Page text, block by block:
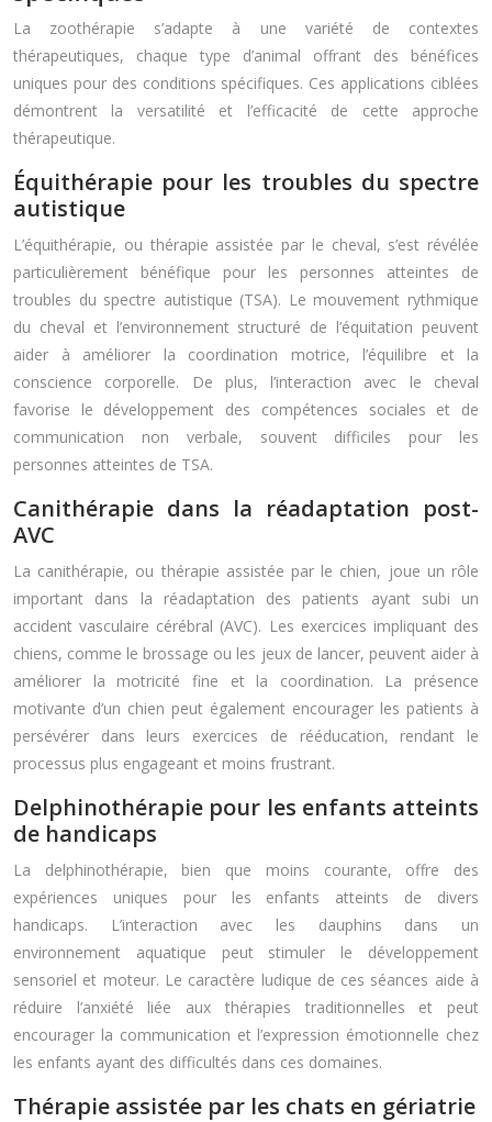
La zoothérapie s’adapte à une variété de contextes
thérapeutiques, chaque type d’animal offrant des bénéfices
uniques pour des conditions spécifiques. Ces applications ciblées
démontrent la versatilité et l’efficacité de cette approche
thérapeutique.
Équithérapie pour les troubles du spectre
autistique
L’équithérapie, ou thérapie assistée par le cheval, s’est révélée
particulièrement bénéfique pour les personnes atteintes de
troubles du spectre autistique (TSA). Le mouvement rythmique
du cheval et l’environnement structuré de l’équitation peuvent
aider à améliorer la coordination motrice, l’équilibre et la
conscience corporelle. De plus, l’interaction avec le cheval
favorise le développement des compétences sociales et de
communication non verbale, souvent difficiles pour les
personnes atteintes de TSA.
Canithérapie dans la réadaptation post-
AVC
La canithérapie, ou thérapie assistée par le chien, joue un rôle
important dans la réadaptation des patients ayant subi un
accident vasculaire cérébral (AVC). Les exercices impliquant des
chiens, comme le brossage ou les jeux de lancer, peuvent aider à
améliorer la motricité fine et la coordination. La présence
motivante d’un chien peut également encourager les patients à
persévérer dans leurs exercices de rééducation, rendant le
processus plus engageant et moins frustrant.
Delphinothérapie pour les enfants atteints
de handicaps
La delphinothérapie, bien que moins courante, offre des
expériences uniques pour les enfants atteints de divers
handicaps. L’interaction avec les dauphins dans un
environnement aquatique peut stimuler le développement
sensoriel et moteur. Le caractère ludique de ces séances aide à
réduire l’anxiété liée aux thérapies traditionnelles et peut
encourager la communication et l’expression émotionnelle chez
les enfants ayant des difficultés dans ces domaines.
Thérapie assistée par les chats en gériatrie